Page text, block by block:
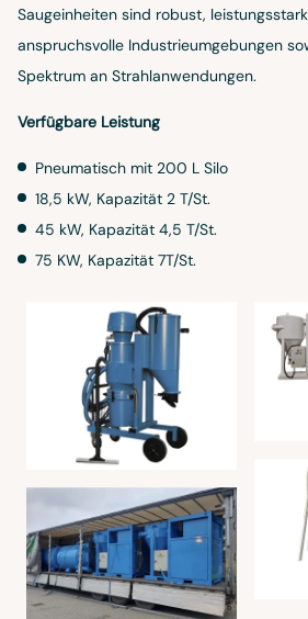
Saugeinheiten sind robust,
anspruchsvolle Industrieumgebungen
Spektrum an Strahlanwendungen.
Verfügbare Leistung
Pneumatisch mit 200 L Silo
18,5 kW, Kapazität 2 T/St.
45 kW, Kapazität 4,5 T/St.
75 KW, Kapazität 7T/St.